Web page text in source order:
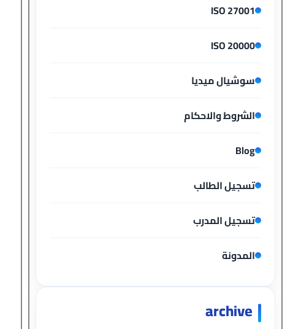
ISO 27001
ISO 20000
سوشيال ميديا
الشروط والاحكام
Blog
تسجيل الطالب
تسجيل المدرب
المدونة
archive